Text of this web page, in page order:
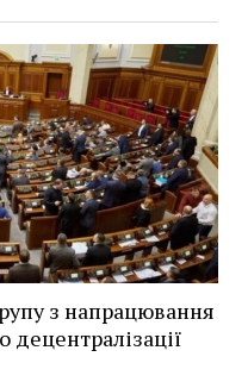
з напрацювання
децентралізації